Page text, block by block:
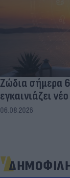
Ζώδια σήμερα
εγκαινιάζει
06.08.2026